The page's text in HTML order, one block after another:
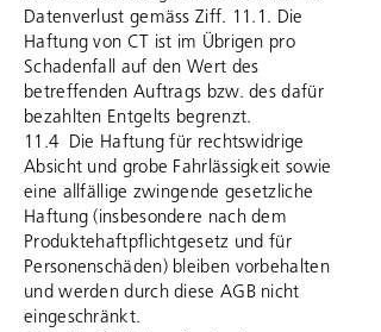
Datenverlust gemäss Ziff. 11.1. Die
Haftung von CT ist im Übrigen pro
Schadenfall auf den Wert des
betreffenden Auftrags bzw. des dafür
bezahlten Entgelts begrenzt.
11.4 Die Haftung für rechtswidrige
Absicht und grobe Fahrlässigkeit sowie
eine allfällige zwingende gesetzliche
Haftung (insbesondere nach dem
Produktehaftpflichtgesetz und für
Personenschäden) bleiben vorbehalten
und werden durch diese AGB nicht
eingeschränkt.